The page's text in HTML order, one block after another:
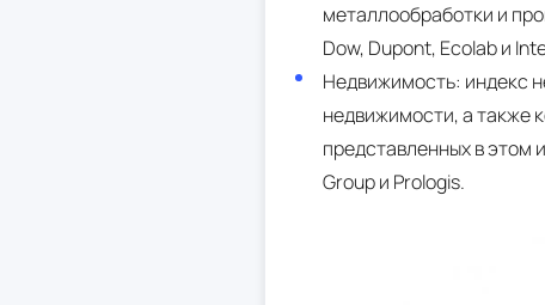
металлообработки и
Dow, Dupont, Ecolab и
Недвижимость: индекс
недвижимости, а также
представленных в этом
Group и Prologis.